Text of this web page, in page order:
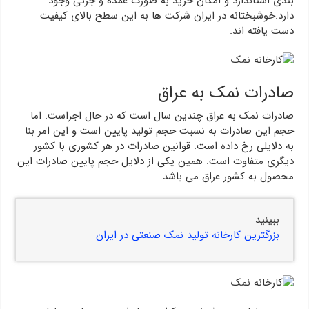
دارد.خوشبختانه در ایران شرکت ها به این سطح بالای کیفیت
دست یافته اند.
صادرات نمک به عراق
صادرات نمک به عراق چندین سال است که در حال اجراست. اما
حجم این صادرات به نسبت حجم تولید پایین است و این امر بنا
به دلایلی رخ داده است. قوانین صادرات در هر کشوری با کشور
دیگری متفاوت است. همین یکی از دلایل حجم پایین صادرات این
محصول به کشور عراق می باشد.
ببینید
بزرگترین کارخانه تولید نمک صنعتی در ایران